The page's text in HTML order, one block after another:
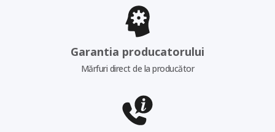
Garantia producatorului
Mărfuri direct de la producător